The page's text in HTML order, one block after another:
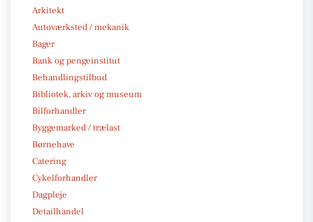
Arkitekt
Autoværksted / mekanik
Bager
Bank og pengeinstitut
Behandlingstilbud
Bibliotek, arkiv og museum
Bilforhandler
Byggemarked / trælast
Børnehave
Catering
Cykelforhandler
Dagpleje
Detailhandel